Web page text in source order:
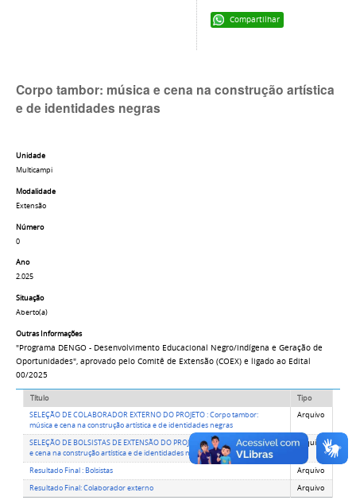
Compartilhar
Corpo tambor: música e cena na construção artística
e de identidades negras
Unidade
Multicampi
Modalidade
Extensão
Número
0
Ano
2.025
Situação
Aberto(a)
Outras Informações
"Programa DENGO - Desenvolvimento Educacional Negro/indígena e Geração de
Oportunidades", aprovado pelo Comitê de Extensão (COEX) e ligado ao Edital
00/2025
Título
Tipo
SELEÇÃO DE COLABORADOR EXTERNO DO PROJETO : Corpo tambor:
música e cena na construção artística e de identidades negras
Arquivo
​SELEÇÃO DE BOLSISTAS DE EXTENSÃO DO PROJETO: Corpo tambor: música
e cena na construção artística e de identidades negras
Arquivo
Resultado Final : Bolsistas
Arquivo
Resultado Final: Colaborador externo
Arquivo